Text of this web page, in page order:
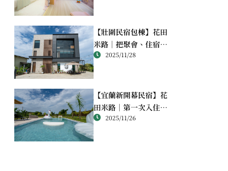
【壯圍民宿包棟】花田
米路｜把聚會、住宿與
生活感一次到位的宜蘭
2025/11/28
【宜蘭新開幕民宿】花
田米路｜第一次入住就
讓人想再安排下一趟的
2025/11/26